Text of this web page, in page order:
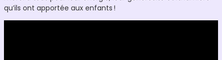
qu’ils ont apportée aux enfants !